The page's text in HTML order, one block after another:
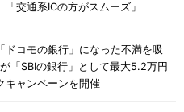
交通系ICの方がスムーズ」
ドコモの銀行」になった不満を吸
「SBIの銀行」として最大5.2万円
キャンペーンを開催